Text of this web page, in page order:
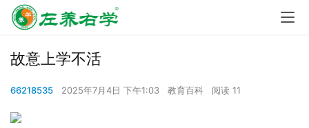
故意上学不活
66218535 2025年7月4日 下午1:03 教育百科 阅读 11